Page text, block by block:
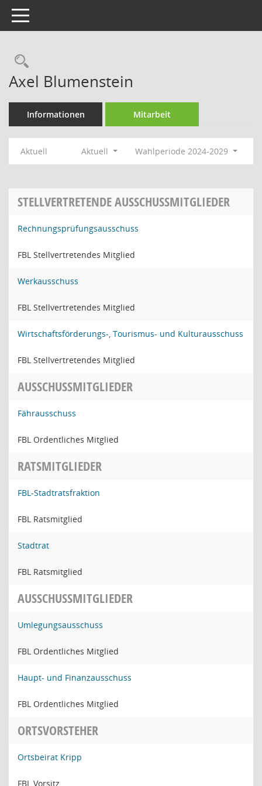
Toggle navigation
Rechercheauswahl
Axel Blumenstein
Informationen Mitarbeit
Aktuell Aktuell Wahlperiode 2024-2029
STELLVERTRETENDE AUSSCHUSSMITGLIEDER
Rechnungsprüfungsausschuss
FBL Stellvertretendes Mitglied
Werkausschuss
FBL Stellvertretendes Mitglied
Wirtschaftsförderungs-, Tourismus- und Kulturausschuss
FBL Stellvertretendes Mitglied
AUSSCHUSSMITGLIEDER
Fährausschuss
FBL Ordentliches Mitglied
RATSMITGLIEDER
FBL-Stadtratsfraktion
FBL Ratsmitglied
Stadtrat
FBL Ratsmitglied
AUSSCHUSSMITGLIEDER
Umlegungsausschuss
FBL Ordentliches Mitglied
Haupt- und Finanzausschuss
FBL Ordentliches Mitglied
ORTSVORSTEHER
Ortsbeirat Kripp
FBL Vorsitz